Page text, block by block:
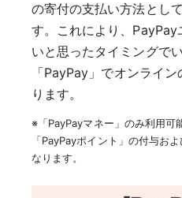
の寄付の支払い方法とし
す。これにより、PayPay
いと思ったタイミングで
「PayPay」でオンライ
ります。
※「PayPayマネー」のみ利用可
「PayPayポイント」の付与お
なります。